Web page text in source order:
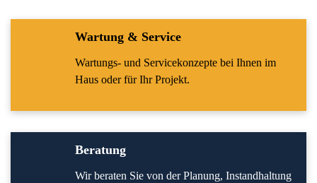
Wartung & Service
Wartungs- und Servicekonzepte bei Ihnen im
Haus oder für Ihr Projekt.
Beratung
Wir beraten Sie von der Planung, Instandhaltung